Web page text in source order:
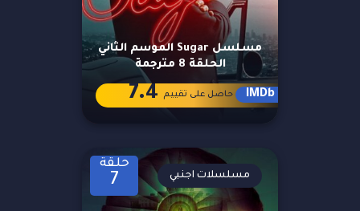
مسلسل Sugar الموسم الثاني
الحلقة 8 مترجمة
IMDb حاصل على تقييم 7.4
حلقة
7 مسلسلات اجنبي